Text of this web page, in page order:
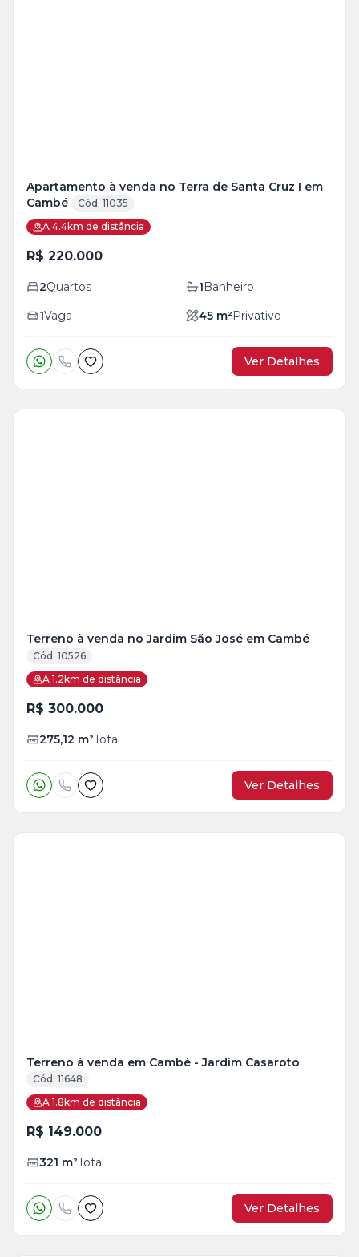
Apartamento à venda no Terra de Santa Cruz I em
Cambé
Cód. 11035
A 4.4km de distância
R$ 220.000
2Quartos 1 Banheiro
1Vaga 45 m²Privativo
Ver Detalhes
Terreno à venda no Jardim São José em Cambé
Cód. 10526
A 1.2km de distância
R$ 300.000
275,12 m²Total
Ver Detalhes
Terreno à venda em Cambé - Jardim Casaroto
Cód. 11648
A 1.8km de distância
R$ 149.000
321 m²Total
Ver Detalhes